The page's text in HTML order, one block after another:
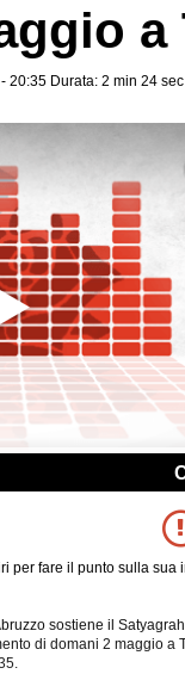
a
20:35 Durata: 2 min 24 sec
per fare il punto sulla sua
sostiene il
di domani 2 maggio a